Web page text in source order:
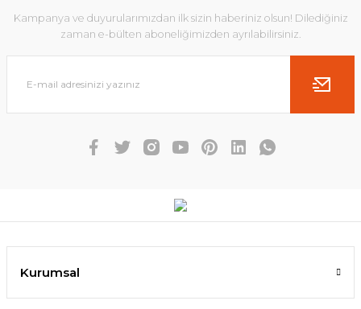
Kampanya ve duyurularımızdan ilk sizin haberiniz olsun! Dilediğiniz
zaman e-bülten aboneliğimizden ayrılabilirsiniz.
Kurumsal